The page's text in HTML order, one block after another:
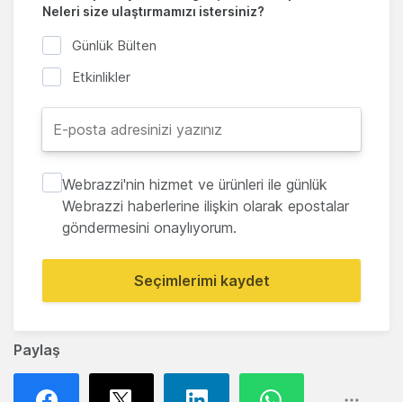
Paylaş
Neleri size ulaştırmamızı istersiniz?
Günlük Bülten
Etkinlikler
Webrazzi'nin hizmet ve ürünleri ile günlük
Webrazzi haberlerine ilişkin olarak epostalar
göndermesini onaylıyorum.
Seçimlerimi kaydet